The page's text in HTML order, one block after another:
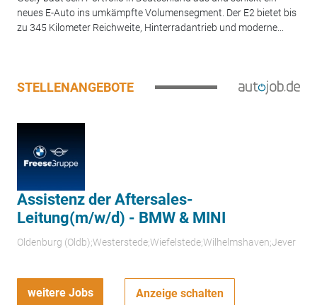
neues E-Auto ins umkämpfte Volumensegment. Der E2 bietet bis
zu 345 Kilometer Reichweite, Hinterradantrieb und moderne...
STELLENANGEBOTE
Assistenz der Aftersales-
Leitung(m/w/d) - BMW & MINI
Oldenburg (Oldb);Westerstede;Wiefelstede;Wilhelmshaven;Jever
weitere Jobs Anzeige schalten